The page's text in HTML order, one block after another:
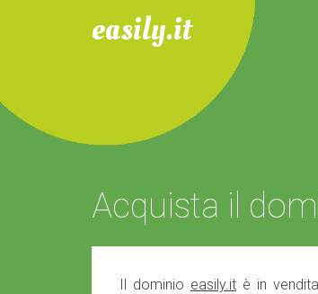
easily.it
Acquista il
Il dominio easily.itè in